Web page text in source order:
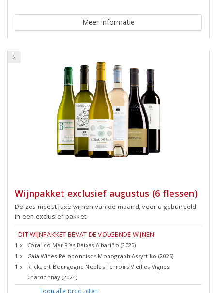
Meer informatie
2
Wijnpakket exclusief augustus (6 flessen)
De zes meest luxe wijnen van de maand, voor u gebundeld
in een exclusief pakket.
DIT WIJNPAKKET BEVAT DE VOLGENDE WIJNEN:
1 x
Coral do Mar Rías Baixas Albariño (2025)
1 x
Gaia Wines Peloponnisos Monograph Assyrtiko (2025)
1 x
Rijckaert Bourgogne Nobles Terroirs Vieilles Vignes
Chardonnay (2024)
Toon alle producten